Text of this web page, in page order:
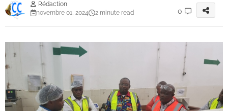
Rédaction
novembre 01, 2024
2 minute read 0